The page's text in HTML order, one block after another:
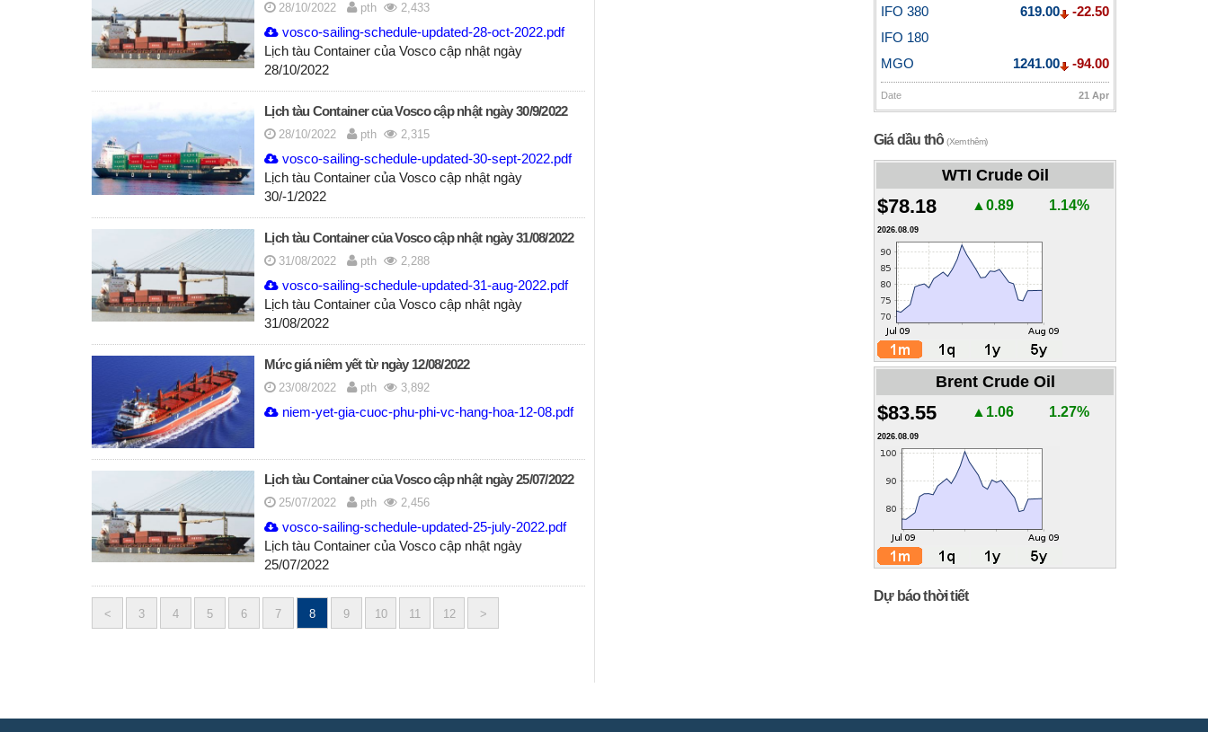
28/10/2022 pth 2,433
vosco-sailing-schedule-updated-28-oct-2022.pdf
Lịch tàu Container của Vosco cập nhật ngày
28/10/2022
Lịch tàu Container của Vosco cập nhật ngày 30/9/2022
28/10/2022 pth 2,315
vosco-sailing-schedule-updated-30-sept-2022.pdf
Lịch tàu Container của Vosco cập nhật ngày
30/-1/2022
Lịch tàu Container của Vosco cập nhật ngày 31/08/2022
31/08/2022 pth 2,288
vosco-sailing-schedule-updated-31-aug-2022.pdf
Lịch tàu Container của Vosco cập nhật ngày
31/08/2022
Mức giá niêm yết từ ngày 12/08/2022
23/08/2022 pth 3,892
niem-yet-gia-cuoc-phu-phi-vc-hang-hoa-12-08.pdf
Lịch tàu Container của Vosco cập nhật ngày 25/07/2022
25/07/2022 pth 2,456
vosco-sailing-schedule-updated-25-july-2022.pdf
Lịch tàu Container của Vosco cập nhật ngày
25/07/2022
Posts
< 3 4 5 6 7 8 9 10 11 12 >
IFO 380 619.00
-22.50
IFO 180
MGO
1241.00 -94.00
Date 21 Apr
Giá dầu thô(Xem thêm)
WTI Crude Oil
$78.18 ▲0.89 1.14%
2026.08.09
Brent Crude Oil
$83.55 ▲1.06 1.27%
2026.08.09
Dự báo thời tiết